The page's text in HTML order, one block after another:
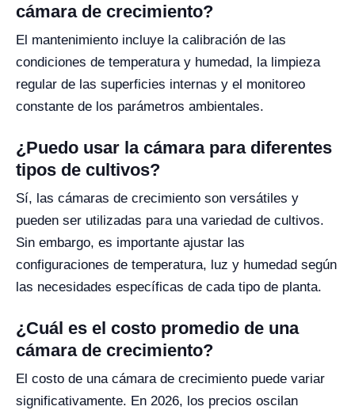
cámara de crecimiento?
El mantenimiento incluye la calibración de las
condiciones de temperatura y humedad, la limpieza
regular de las superficies internas y el monitoreo
constante de los parámetros ambientales.
¿Puedo usar la cámara para diferentes
tipos de cultivos?
Sí, las cámaras de crecimiento son versátiles y
pueden ser utilizadas para una variedad de cultivos.
Sin embargo, es importante ajustar las
configuraciones de temperatura, luz y humedad según
las necesidades específicas de cada tipo de planta.
¿Cuál es el costo promedio de una
cámara de crecimiento?
El costo de una cámara de crecimiento puede variar
significativamente. En 2026, los precios oscilan